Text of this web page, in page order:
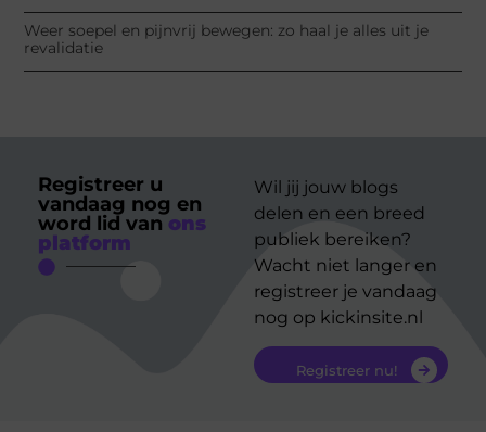
Weer soepel en pijnvrij bewegen: zo haal je alles uit je
revalidatie
Registreer u
vandaag nog en
word lid van ons
platform
Wil jij jouw blogs
delen en een breed
publiek bereiken?
Wacht niet langer en
registreer je vandaag
nog op kickinsite.nl
Registreer nu!